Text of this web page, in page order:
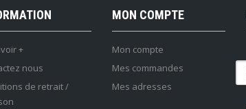
+
nous
de retrait /
MON COMPTE
Mon compte
Mes commandes
Mes adresses